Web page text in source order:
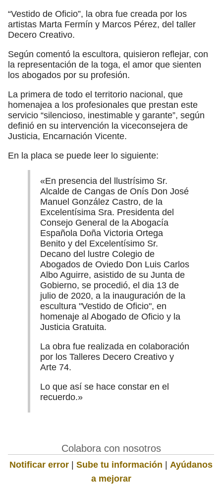
“Vestido de Oficio”, la obra fue creada por los
artistas Marta Fermín y Marcos Pérez, del taller
Decero Creativo.
Según comentó la escultora, quisieron reflejar, con
la representación de la toga, el amor que sienten
los abogados por su profesión.
La primera de todo el territorio nacional, que
homenajea a los profesionales que prestan este
servicio “silencioso, inestimable y garante”, según
definió en su intervención la viceconsejera de
Justicia, Encarnación Vicente.
En la placa se puede leer lo siguiente:
«En presencia del llustrísimo Sr.
Alcalde de Cangas de Onís Don José
Manuel González Castro, de la
Excelentísima Sra. Presidenta del
Consejo General de la Abogacía
Española Doña Victoria Ortega
Benito y del Excelentísimo Sr.
Decano del lustre Colegio de
Abogados de Oviedo Don Luis Carlos
Albo Aguirre, asistido de su Junta de
Gobierno, se procedió, el dia 13 de
julio de 2020, a la inauguración de la
escultura "Vestido de Oficio", en
homenaje al Abogado de Oficio y la
Justicia Gratuita.
La obra fue realizada en colaboración
por los Talleres Decero Creativo y
Arte 74.
Lo que así se hace constar en el
recuerdo.»
Colabora con nosotros
Notificar error | Sube tu información | Ayúdanos
a mejorar